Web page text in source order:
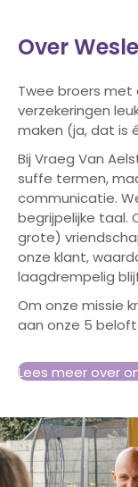
Over
Twee broers met
verzekeringen
maken (ja, dat is
Bij Vraeg Van
suffe termen,
communicatie.
begrijpelijke taal.
grote)
onze klant,
laagdrempelig
Om onze missie
aan onze 5
Lees meer over